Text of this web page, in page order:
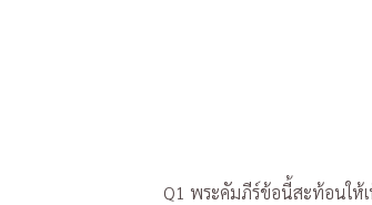
Q1 พระคัมภีร์ข้อนี้สะท้อนให้